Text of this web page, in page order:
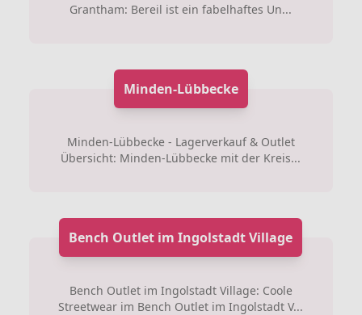
Grantham: Bereil ist ein fabelhaftes Un...
Minden-Lübbecke
Minden-Lübbecke - Lagerverkauf & Outlet
Übersicht: Minden-Lübbecke mit der Kreis...
Bench Outlet im Ingolstadt Village
Bench Outlet im Ingolstadt Village: Coole
Streetwear im Bench Outlet im Ingolstadt V...